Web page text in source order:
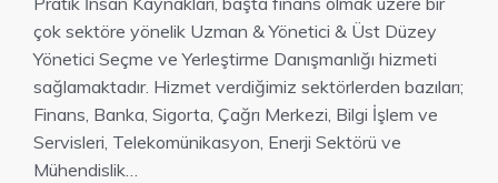
çok sektöre yönelik Uzman & Yönetici & Üst Düzey
Yönetici Seçme ve Yerleştirme Danışmanlığı hizmeti
sağlamaktadır. Hizmet verdiğimiz sektörlerden bazıları;
Finans, Banka, Sigorta, Çağrı Merkezi, Bilgi İşlem ve
Servisleri, Telekomünikasyon, Enerji Sektörü ve
Mühendislik…